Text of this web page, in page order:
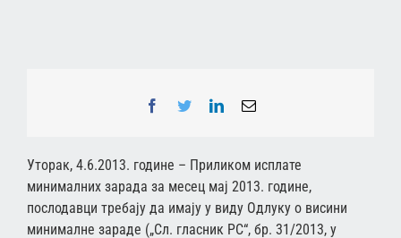
Facebook
TwitterLinkedInEmail
Уторак, 4.6.2013. године – Приликом исплате
минималних зарада за месец маj 2013. године,
послодавци требају да имају у виду Одлуку о висини
минималне зараде („Сл. гласник РС“, бр. 31/2013, у